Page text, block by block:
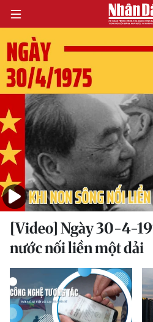
TỪ CHIẾN THẮNG ĐẾN HỒI
NỬA THẾ KỶ THỐNG NHẤT
TP.HCM - ĐẦU TÀU PHÁT TRIỂN
KÝ ỨC & NGHỆ THUẬT
[Video] Ngày 30-4-
nước nối liền một dải